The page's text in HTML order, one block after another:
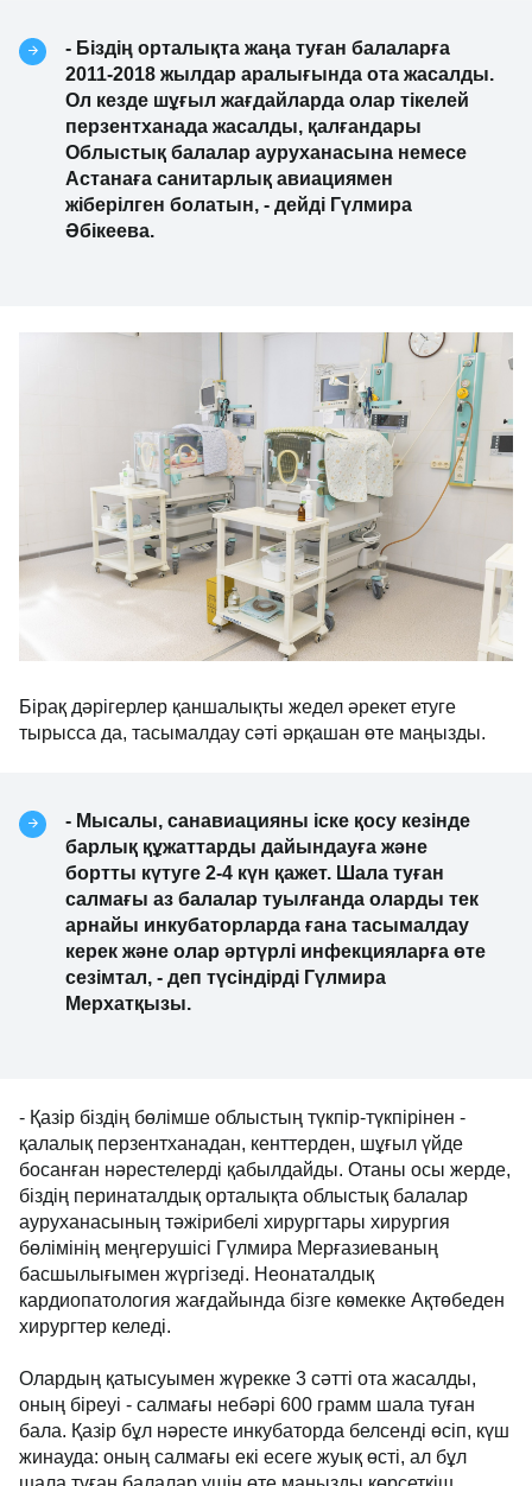
тәуекел шегіндегі ең нәзік жұмыс. Облыстық
перинаталдық орталықта алты неонатолог дәрігер
жұмыс істейді.
- Біздің орталықта жаңа туған балаларға
2011-2018 жылдар аралығында ота жасалды.
Ол кезде шұғыл жағдайларда олар тікелей
жіберілген болатын, - дейді Гүлмира
Бірақ дәрігерлер қаншалықты жедел әрекет етуге
тырысса да, тасымалдау сәті әрқашан өте маңызды.
- Мысалы, санавиацияны іске қосу кезінде
барлық құжаттарды дайындауға және
бортты күтуге 2-4 күн қажет. Шала туған
Мерхатқызы.
- Қазір біздің бөлімше облыстың түкпір-түкпірінен -
қалалық перзентханадан, кенттерден, шұғыл үйде
босанған нәрестелерді қабылдайды. Отаны осы
жерде, біздің перинаталдық орталықта облыстық
хирургия бөлімінің меңгерушісі Гүлмира
Мерғазиеваның басшылығымен жүргізеді.
Неонаталдық кардиопатология жағдайында бізге
көмекке Ақтөбеден хирургтер келеді.